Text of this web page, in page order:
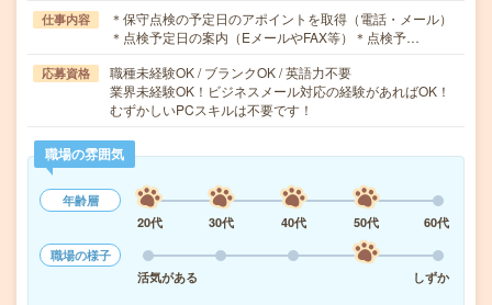
仕事内容
＊保守点検の予定日のアポイントを取得（電話・メール）
＊点検予定日の案内（EメールやFAX等）＊点検予…
応募資格
職種未経験OK / ブランクOK / 英語力不要
業界未経験OK！ビジネスメール対応の経験があればOK！
むずかしいPCスキルは不要です！
職場の雰囲気
年齢層
20代
30代 40代 50代
60代
職場の様子
活気がある
しずか